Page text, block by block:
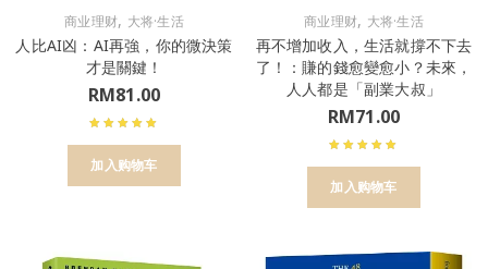
商业理财, 大将·生活
人比AI凶：AI再強，你的微決策
才是關鍵！
RM81.00
加入购物车
商业理财, 大将·生活
再不增加收入，生活就撐不下去
了！：賺的錢愈變愈小？未來，
人人都是「副業大叔」
RM71.00
加入购物车